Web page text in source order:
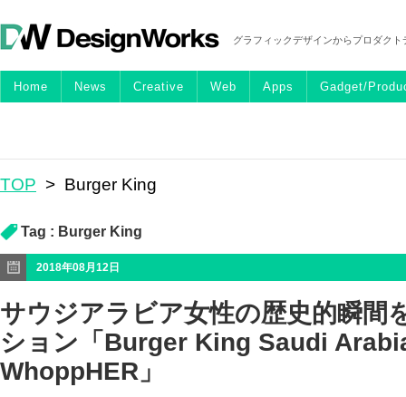
グラフィックデザインからプロダク
Home News Creative Web Apps Gadget/
TOP > Burger King
Tag : Burger King
2018年08月12日
サウジアラビア女性の歴史的瞬間
ション「Burger King Saudi
WhoppHER」